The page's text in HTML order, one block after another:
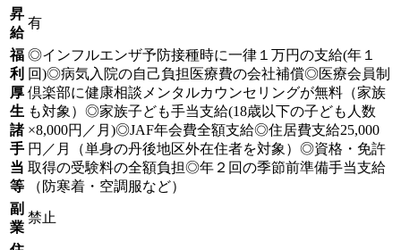
昇
給
有
福
利
厚
生
諸
手
当
等
◎インフルエンザ予防接種時に一律１万円の支給(年１
回)◎病気入院の自己負担医療費の会社補償◎医療会員制
倶楽部に健康相談メンタルカウンセリングが無料（家族
も対象）◎家族子ども手当支給(18歳以下の子ども人数
×8,000円／月)◎JAF年会費全額支給◎住居費支給25,000
円／月（単身の丹後地区外在住者を対象）◎資格・免許
取得の受験料の全額負担◎年２回の季節前準備手当支給
（防寒着・空調服など）
副
業
禁止